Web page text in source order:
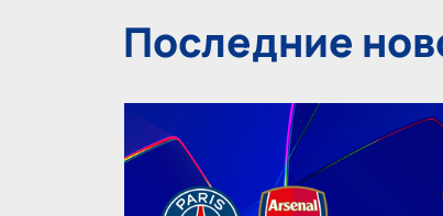
Последние